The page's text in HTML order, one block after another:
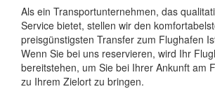
Als ein Transportunternehmen, das
Service bietet, stellen wir den
preisgünstigsten Transfer zum Flughafen
Wenn Sie bei uns reservieren, wird Ihr
bereitstehen, um Sie bei Ihrer Ankunft am
zu Ihrem Zielort zu bringen.